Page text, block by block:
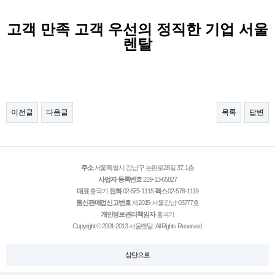
고객 만족 고객 우선의 정직한 기업 서울
렌탈
이전글 다음글 목록 답변
주소서울특별시 강남구 논현로28길 37, 1층
사업자 등록번호229-13-65827
대표홍국기 전화02-575-1115팩스02-578-1119
통신판매업신고번호제2015-서울강남-03777호
개인정보관리책임자홍국기
Copyright © 2001-2013 서울렌탈. All Rights Reserved.
상단으로